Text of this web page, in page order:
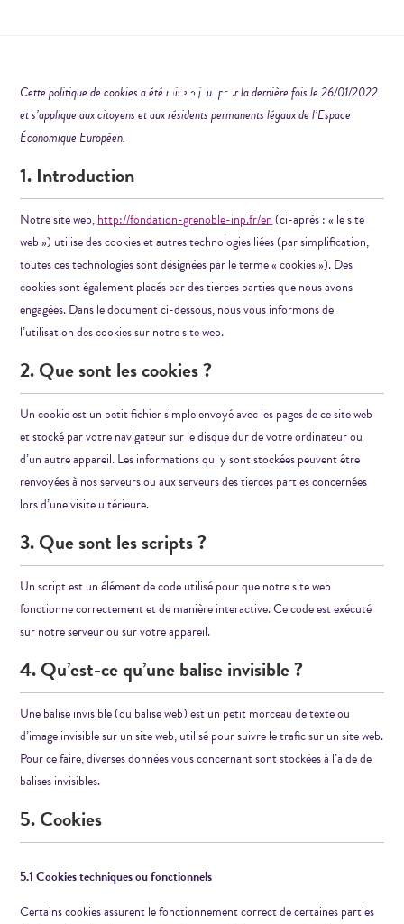
Cette politique de cookies a été mise à jour pour la dernière fois le 26/01/2022
et s’applique aux citoyens et aux résidents permanents légaux de l’Espace
Économique Européen.
1. Introduction
Notre site web,http://fondation-grenoble-inp.fr/en(ci-après : « le site
web ») utilise des cookies et autres technologies liées (par simplification,
toutes ces technologies sont désignées par le terme « cookies »). Des
cookies sont également placés par des tierces parties que nous avons
engagées. Dans le document ci-dessous, nous vous informons de
l’utilisation des cookies sur notre site web.
2. Que sont les cookies ?
Un cookie est un petit fichier simple envoyé avec les pages de ce site web
et stocké par votre navigateur sur le disque dur de votre ordinateur ou
d’un autre appareil. Les informations qui y sont stockées peuvent être
renvoyées à nos serveurs ou aux serveurs des tierces parties concernées
lors d’une visite ultérieure.
3. Que sont les scripts ?
Un script est un élément de code utilisé pour que notre site web
fonctionne correctement et de manière interactive. Ce code est exécuté
sur notre serveur ou sur votre appareil.
4. Qu’est-ce qu’une balise invisible ?
Une balise invisible (ou balise web) est un petit morceau de texte ou
d’image invisible sur un site web, utilisé pour suivre le trafic sur un site web.
Pour ce faire, diverses données vous concernant sont stockées à l’aide de
balises invisibles.
5. Cookies
5.1 Cookies techniques ou fonctionnels
Certains cookies assurent le fonctionnement correct de certaines parties